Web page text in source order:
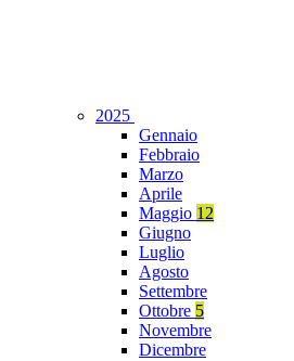
2025
Gennaio
Febbraio
Marzo
Aprile
Maggio 12
Giugno
Luglio
Agosto
Settembre
Ottobre 5
Novembre
Dicembre